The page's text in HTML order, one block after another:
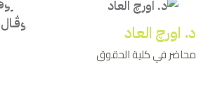
د. اورچ العاد
محاضر في كلية الحقوق